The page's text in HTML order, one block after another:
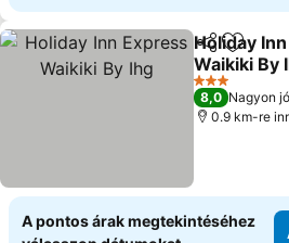
Megosztás
Holiday
Waikiki By
Árak
3 Kategória
8,0 Nagyon jó
0.9 km-re
A pontos árak megtekintéséhez